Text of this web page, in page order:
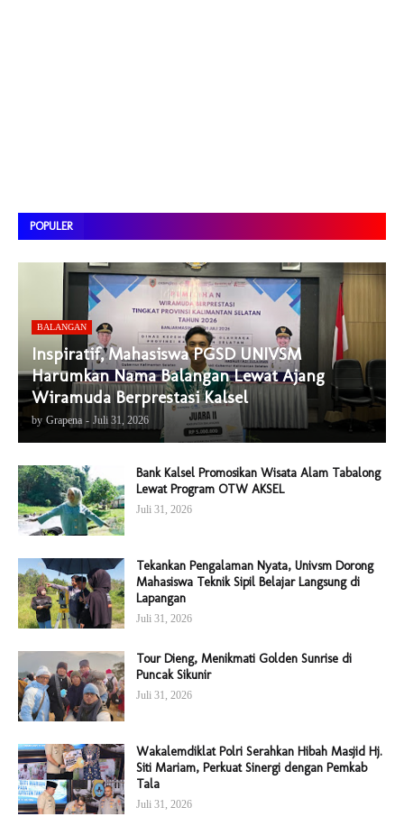
POPULER
BALANGAN
Inspiratif, Mahasiswa PGSD UNIVSM
Harumkan Nama Balangan Lewat Ajang
Wiramuda Berprestasi Kalsel
by Grapena - Juli 31, 2026
Bank Kalsel Promosikan Wisata Alam Tabalong
Lewat Program OTW AKSEL
Juli 31, 2026
Tekankan Pengalaman Nyata, Univsm Dorong
Mahasiswa Teknik Sipil Belajar Langsung di
Lapangan
Juli 31, 2026
Tour Dieng, Menikmati Golden Sunrise di
Puncak Sikunir
Juli 31, 2026
Wakalemdiklat Polri Serahkan Hibah Masjid Hj.
Siti Mariam, Perkuat Sinergi dengan Pemkab
Tala
Juli 31, 2026